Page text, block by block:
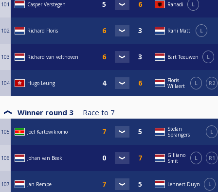
101 Casper Verstegen Rahadi L
102 Richard Floris Rani Matti L
103 Richard van velthoven Bart Teeuwen L
104 Hugo Leung
Floris
Willaert
L R2
Winner round 3 Race to 7
105 Joel Kartowikromo
Stefan
Sprangers
L
106 Johan van Beek
Gilliano
Smit
L R1
107 Jan Rempe Lennert Duyn L